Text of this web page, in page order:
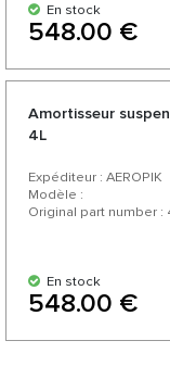
En stock
548.00 €
Amortisseur
4L
Expéditeur : AEROPIK
Modèle :
Original part number :
En stock
548.00 €